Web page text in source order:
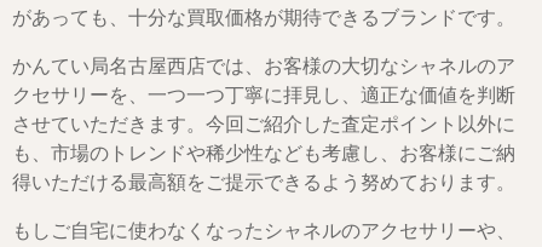
があっても、十分な買取価格が期待できるブランドです。
かんてい局名古屋西店では、お客様の大切なシャネルのア
クセサリーを、一つ一つ丁寧に拝見し、適正な価値を判断
させていただきます。今回ご紹介した査定ポイント以外に
も、市場のトレンドや稀少性なども考慮し、お客様にご納
得いただける最高額をご提示できるよう努めております。
もしご自宅に使わなくなったシャネルのアクセサリーや、